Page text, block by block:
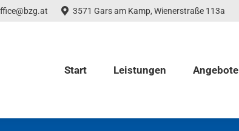
3571 Gars am Kamp, Wienerstraße 113a
Start Leistungen Angebote